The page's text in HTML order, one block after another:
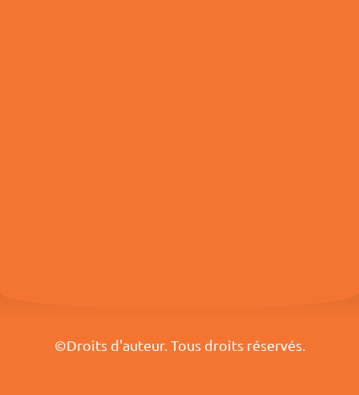
©Droits d'auteur. Tous droits réservés.